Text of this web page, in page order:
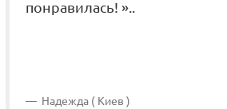
понравилась! »..
Надежда ( Киев )